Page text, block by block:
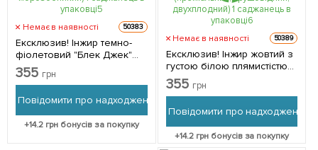
Немає в наявності 50383
Ексклюзив! Інжир темно-
фіолетовий "Блек Джек"
(Black Jack) (преміальний,
двухурожайний,
саджанець в упаковці 1
саджанець в упаковці
355 грн
Повідомити про надходження
+14.2 грн бонусів за покупку
Немає в наявності 50389
Ексклюзив! Інжир жовтий з
густою білою плямистістю
"Королівський жовтий
гігант" (Royal yellow giant)
двухплодний) 1 саджанець
в упаковці 1 саджанець в
упаковці
355 грн
Повідомити про надходження
+14.2грн бонусів за покупку